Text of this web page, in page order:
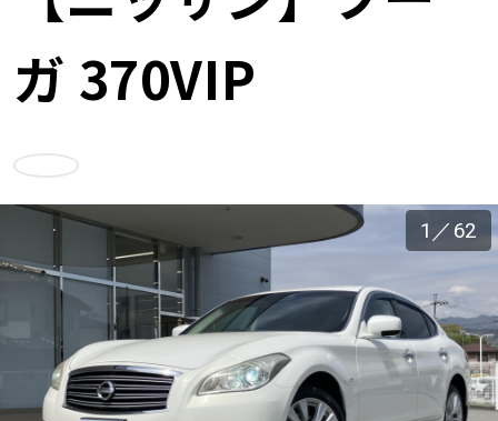
クルマを売る
お店を探す
車検見積
車検サービス トップ
車検料金・メニュー
オイル交換・点検・整備予約
お役立ち情報
ガ 370VIP
お気に入り
1 ／ 62